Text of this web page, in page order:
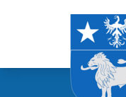
Accueil/